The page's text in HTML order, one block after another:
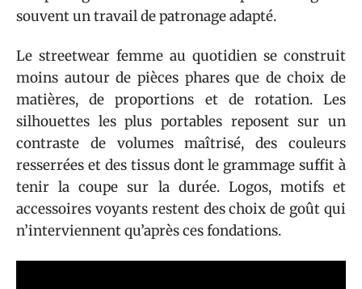
souvent un travail de patronage adapté.
Le streetwear femme au quotidien se construit
moins autour de pièces phares que de choix de
matières, de proportions et de rotation. Les
silhouettes les plus portables reposent sur un
contraste de volumes maîtrisé, des couleurs
resserrées et des tissus dont le grammage suffit à
tenir la coupe sur la durée. Logos, motifs et
accessoires voyants restent des choix de goût qui
n’interviennent qu’après ces fondations.